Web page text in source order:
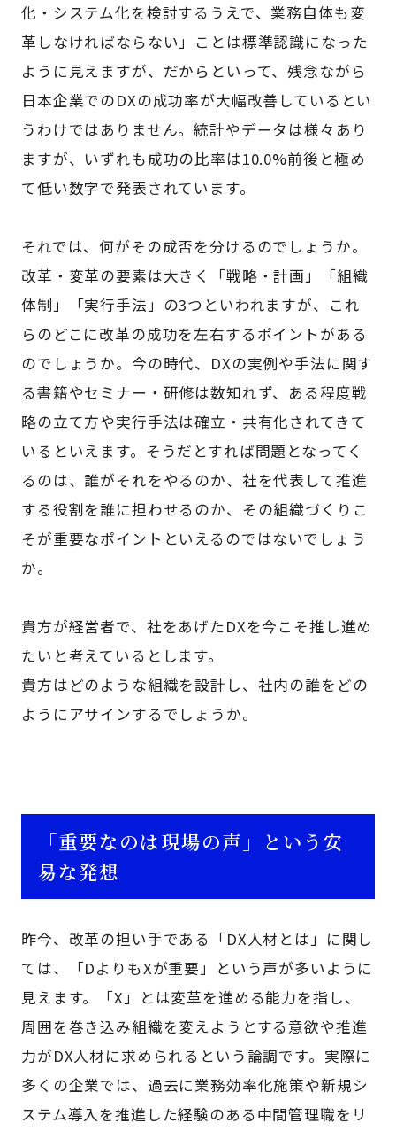
化・システム化を検討するうえで、業務自体も変
革しなければならない」ことは標準認識になった
ように見えますが、だからといって、残念ながら
日本企業でのDXの成功率が大幅改善しているとい
うわけではありません。統計やデータは様々あり
ますが、いずれも成功の比率は10.0%前後と極め
て低い数字で発表されています。
それでは、何がその成否を分けるのでしょうか。
改革・変革の要素は大きく「戦略・計画」「組織
体制」「実行手法」の3つといわれますが、これ
らのどこに改革の成功を左右するポイントがある
のでしょうか。今の時代、DXの実例や手法に関す
る書籍やセミナー・研修は数知れず、ある程度戦
略の立て方や実行手法は確立・共有化されてきて
いるといえます。そうだとすれば問題となってく
るのは、誰がそれをやるのか、社を代表して推進
する役割を誰に担わせるのか、その組織づくりこ
そが重要なポイントといえるのではないでしょう
か。
貴方が経営者で、社をあげたDXを今こそ推し進め
たいと考えているとします。
貴方はどのような組織を設計し、社内の誰をどの
ようにアサインするでしょうか。
「重要なのは現場の声」という安
易な発想
昨今、改革の担い手である「DX人材とは」に関し
ては、「DよりもXが重要」という声が多いように
見えます。「X」とは変革を進める能力を指し、
周囲を巻き込み組織を変えようとする意欲や推進
力がDX人材に求められるという論調です。実際に
多くの企業では、過去に業務効率化施策や新規シ
ステム導入を推進した経験のある中間管理職をリ